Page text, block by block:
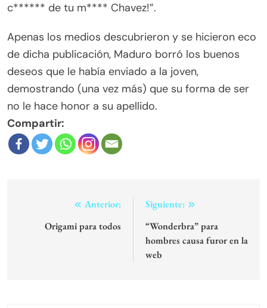
c****** de tu m**** Chavez!”.
Apenas los medios descubrieron y se hicieron eco
de dicha publicación, Maduro borró los buenos
deseos que le había enviado a la joven,
demostrando (una vez más) que su forma de ser
no le hace honor a su apellido.
Compartir:
NavegaciónAnterior:
Origami para todos
Siguiente:
“Wonderbra” para
hombres causa furor en la
web